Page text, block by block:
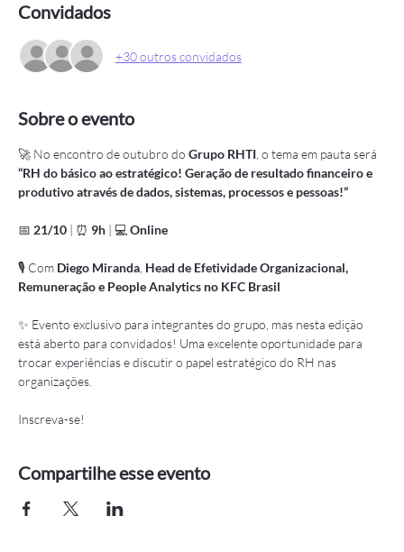
Convidados
+30 outros convidados
Sobre o evento
🚀 No encontro de outubro do Grupo RHTI , o tema em pauta será
“RH do básico ao estratégico! Geração de resultado financeiro e
produtivo através de dados, sistemas, processos e pessoas!”
📅 21/10 | ⏰ 9h | 💻 Online
🎙 Com Diego Miranda Head de Efetividade Organizacional,
Remuneração e People Analytics no KFC Brasil
✨ Evento exclusivo para integrantes do grupo, mas nesta edição
está aberto para convidados! Uma excelente oportunidade para
trocar experiências e discutir o papel estratégico do RH nas
organizações.
Inscreva-se!
Compartilhe esse evento